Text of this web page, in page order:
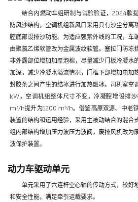
结合内燃动车组研制与试验验证，2024款
防风沙结构，空调机组新风口采用具有沙尘分离
腔底部设排沙功能。为适应强紫外线的工况，车
由聚氯乙烯软管改为金属波纹软管。塞拉门防冻
非外露部位增加加厚泡棉，尽量减少门板冷凝水
加深，减少冷凝水溢流情况，门框下部增加电加
封胶条之间产生的结冰进行加热融冰。司机室空
kW，空调机组整体尺寸不变，冷凝腔增设排
m³/h提升为1200 m³/h。借鉴高原双源、中老
装置的结构和运用经验，采用主被动结合的混合
组内部结构增加压力波压力波阀，废排风机改为
波保护装置。
动力车驱动单元
单元采用了六连杆空心轴的传动方式，较好
和安全性能，满足牵引运载要求。